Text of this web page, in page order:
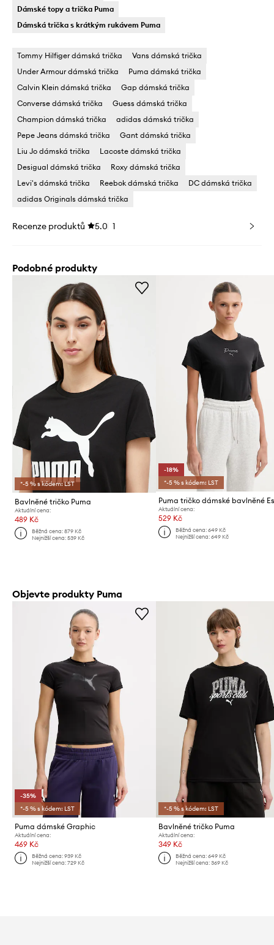
Dámské topy a trička Puma
Dámská trička s krátkým rukávem Puma
Tommy Hilfiger dámská trička
Vans dámská trička
Under Armour dámská trička
Puma dámská trička
Calvin Klein dámská trička
Gap dámská trička
Converse dámská trička
Guess dámská trička
Champion dámská trička
adidas dámská trička
Pepe Jeans dámská trička
Gant dámská trička
Liu Jo dámská trička
Lacoste dámská trička
Desigual dámská trička
Roxy dámská trička
Levi's dámská trička
Reebok dámská trička
DC dámská trička
adidas Originals dámská trička
Recenze produktů 5.0 1
Podobné produkty
*-5 % s kódem: LST
Bavlněné tričko Puma
Aktuální cena:
489 Kč
Běžná cena:879 Kč
Nejnižší cena:539 Kč
-18%
*-5 % s kódem: LST
Aktuální cena:
529 Kč
Běžná cena: 649 Kč
Nejnižší cena: 649 Kč
Objevte produkty Puma
-35%
*-5 % s kódem: LST
Puma dámské Graphic
Aktuální cena:
469 Kč
Běžná cena:939 Kč
Nejnižší cena:729 Kč
*-5 % s kódem: LST
Bavlněné tričko Puma
Aktuální cena:
349 Kč
Běžná cena: 649 Kč
Nejnižší cena: 369 Kč